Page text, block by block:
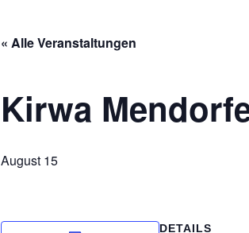
« Alle Veranstaltungen
Kirwa
August 15
DETAILS